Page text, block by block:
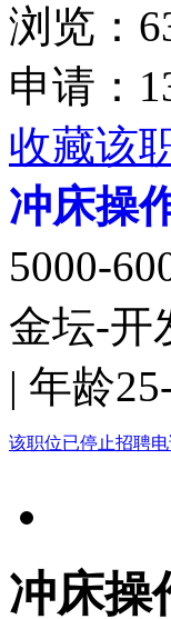
浏览：
申请：
收藏该
冲床操
5000-
金坛-开
| 年龄
该职位已停止招聘
冲床操